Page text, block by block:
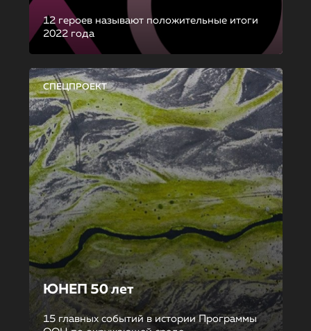
12 героев называют положительные итоги
2022 года
СПЕЦПРОЕКТ
ЮНЕП 50 лет
15 главных событий в истории Программы